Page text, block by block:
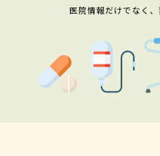
医院情報だけでなく